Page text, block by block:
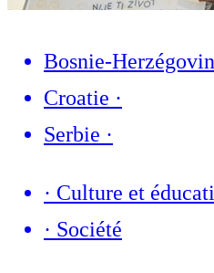
Bosnie-
Croatie ·
Serbie ·
· Culture et
· Société